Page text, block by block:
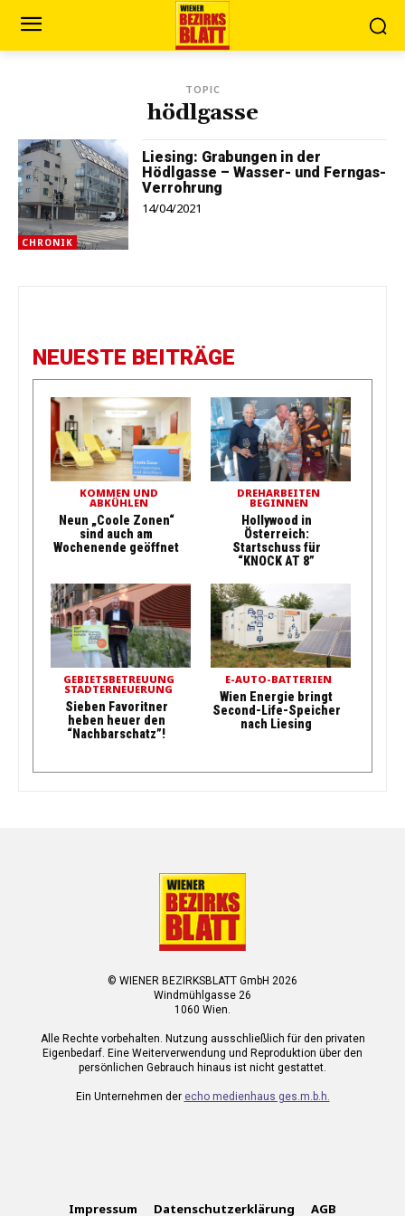
TOPIC
hödlgasse
CHRONIK
Liesing: Grabungen in der
Hödlgasse – Wasser- und Ferngas-
Verrohrung
14/04/2021
NEUESTE BEITRÄGE
KOMMEN UND
ABKÜHLEN
Neun „Coole Zonen“
sind auch am
Wochenende geöffnet
DREHARBEITEN
BEGINNEN
Hollywood in
Österreich:
Startschuss für
“KNOCK AT 8”
GEBIETSBETREUUNG
STADTERNEUERUNG
Sieben Favoritner
heben heuer den
“Nachbarschatz”!
E-AUTO-BATTERIEN
Wien Energie bringt
Second-Life-Speicher
nach Liesing
© WIENER BEZIRKSBLATT GmbH 2026
Windmühlgasse 26
1060 Wien.
Alle Rechte vorbehalten. Nutzung ausschließlich für den privaten
Eigenbedarf. Eine Weiterverwendung und Reproduktion über den
persönlichen Gebrauch hinaus ist nicht gestattet.
Ein Unternehmen der echo medienhaus ges.m.b.h.
Impressum Datenschutzerklärung AGB